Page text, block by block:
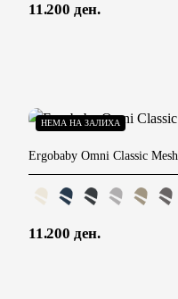
11.200 ден.
НЕМА НА ЗАЛИХА
Ergobaby Omni Classic Mesh
11.200 ден.